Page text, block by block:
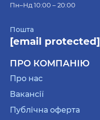
Пн–Нд 10:00 – 20:00
Пошта
[email protected]
ПРО КОМПАНІЮ
Про нас
Вакансії
Публічна оферта